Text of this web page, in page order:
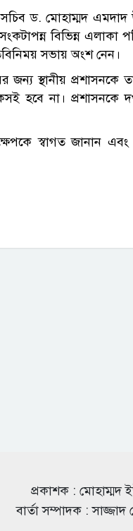
ড. মোহাম্মদ এমদাদ
বিভিন্ন এলাকা
সভায় অংশ নেন।
স্থানীয় প্রশাসনকে
হবে না। প্রশাসনকে
স্বাগত জানান
প্রকাশক : মোহাম্মদ
বার্তা সম্পাদক :